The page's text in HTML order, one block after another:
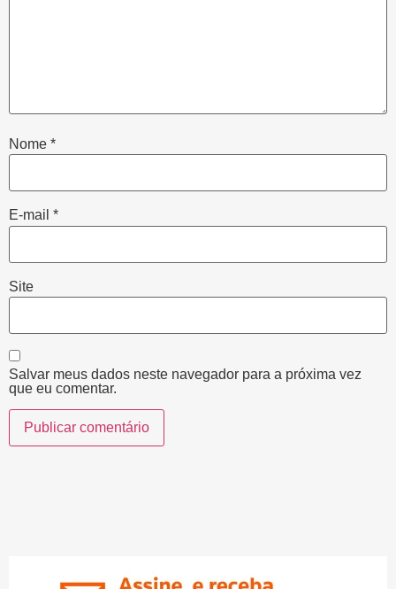
Nome *
E-mail *
Site
Salvar meus dados neste navegador para a próxima vez
que eu comentar.